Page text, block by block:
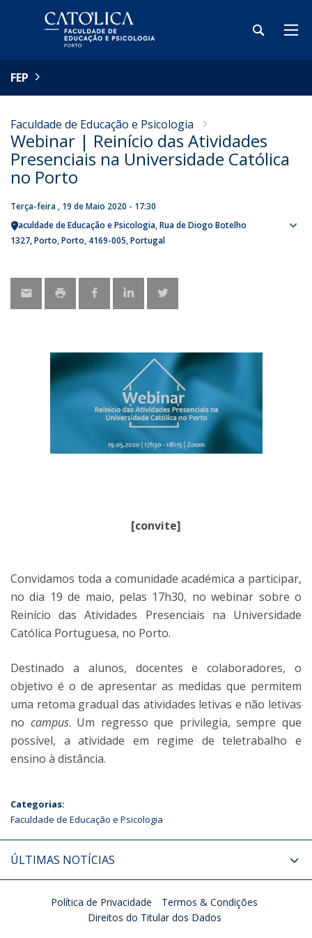
FEP
Faculdade de Educação e Psicologia
Webinar | Reinício das Atividades
Presenciais na Universidade Católica
no Porto
Terça-feira , 19 de Maio 2020 - 17:30
Faculdade de Educação e Psicologia Rua de Diogo Botelho
1327 Porto Porto 4169-005 Portugal
[convite]
Convidamos toda a comunidade académica a participar,
no dia 19 de maio, pelas 17h30, no webinar sobre o
Reinício das Atividades Presenciais na Universidade
Católica Portuguesa, no Porto.
Destinado a alunos, docentes e colaboradores, o
objetivo é o de apresentar as medidas que permitem
uma retoma gradual das atividades letivas e não letivas
no campus. Um regresso que privilegia, sempre que
possível, a atividade em regime de teletrabalho e
ensino à distância.
Categorias:
Faculdade de Educação e Psicologia
ÚLTIMAS NOTÍCIAS
Política de Privacidade
Termos & Condições
Direitos do Titular dos Dados